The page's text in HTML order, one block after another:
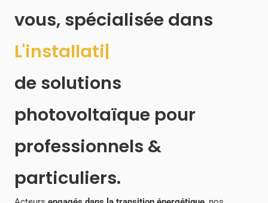
vous, spécialisée dans
L'installatio
de solutions
photovoltaïque pour
professionnels &
particuliers.